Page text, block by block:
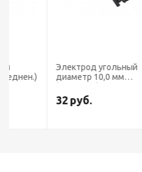
угольный
8,0 мм (омеднен.)